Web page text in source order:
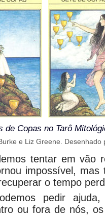
de Copas no Tarô
e Liz Greene. Desenhado
tentar em vão
impossível, mas
o tempo
pedir
ou fora de nós,